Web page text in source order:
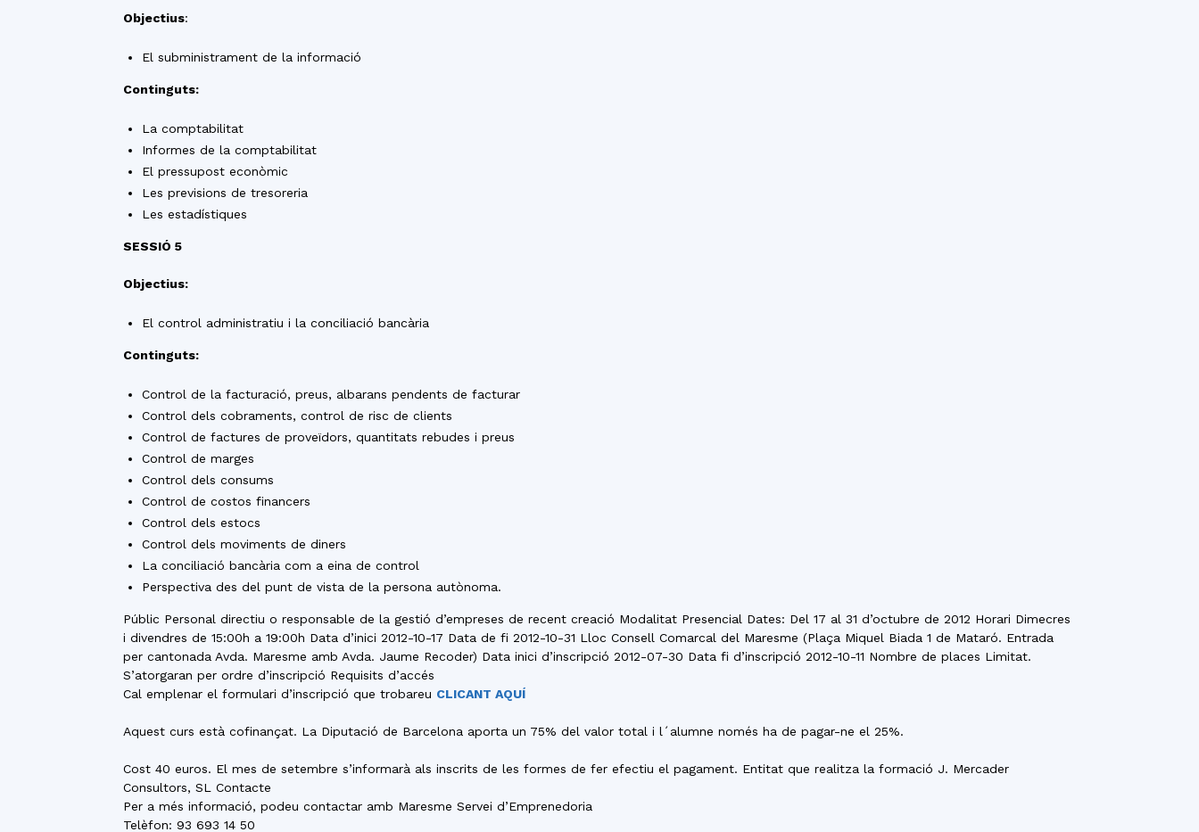
Objectius:
El subministrament de la informació
Continguts:
La comptabilitat
Informes de la comptabilitat
El pressupost econòmic
Les previsions de tresoreria
Les estadístiques
SESSIÓ 5
Objectius:
El control administratiu i la conciliació bancària
Continguts:
Control de la facturació, preus, albarans pendents de facturar
Control dels cobraments, control de risc de clients
Control de factures de proveïdors, quantitats rebudes i preus
Control de marges
Control dels consums
Control de costos financers
Control dels estocs
Control dels moviments de diners
La conciliació bancària com a eina de control
Perspectiva des del punt de vista de la persona autònoma.
Públic Personal directiu o responsable de la gestió d’empreses de recent creació Modalitat Presencial Dates: Del 17 al 31 d’octubre de 2012 Horari Dimecres
i divendres de 15:00h a 19:00h Data d’inici 2012-10-17 Data de fi 2012-10-31 Lloc Consell Comarcal del Maresme (Plaça Miquel Biada 1 de Mataró. Entrada
per cantonada Avda. Maresme amb Avda. Jaume Recoder) Data inici d’inscripció 2012-07-30 Data fi d’inscripció 2012-10-11 Nombre de places Limitat.
S’atorgaran per ordre d’inscripció Requisits d’accés
Cal emplenar el formulari d’inscripció que trobareu CLICANT AQUÍ
Aquest curs està cofinançat. La Diputació de Barcelona aporta un 75% del valor total i l´alumne només ha de pagar-ne el 25%.
Cost 40 euros. El mes de setembre s’informarà als inscrits de les formes de fer efectiu el pagament. Entitat que realitza la formació J. Mercader
Consultors, SL Contacte
Per a més informació, podeu contactar amb Maresme Servei d’Emprenedoria
Telèfon: 93 693 14 50